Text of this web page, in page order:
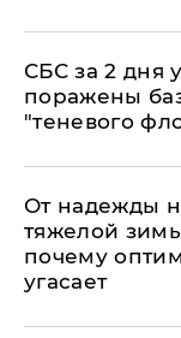
СБС за 2 дня
поражены
"теневого
От надежды
тяжелой
почему
угасает